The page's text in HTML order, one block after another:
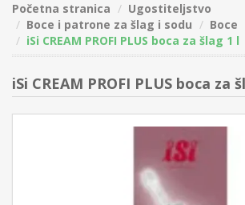
Početna stranica
Ugostiteljstvo
Boce i patrone za šlag i sodu
Boce
iSi CREAM PROFI PLUS boca za šlag 1 l
iSi CREAM PROFI PLUS boca za